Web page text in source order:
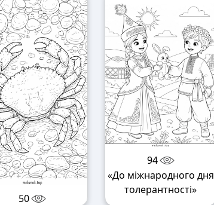
50
94
«До міжнародного дня
толерантності»